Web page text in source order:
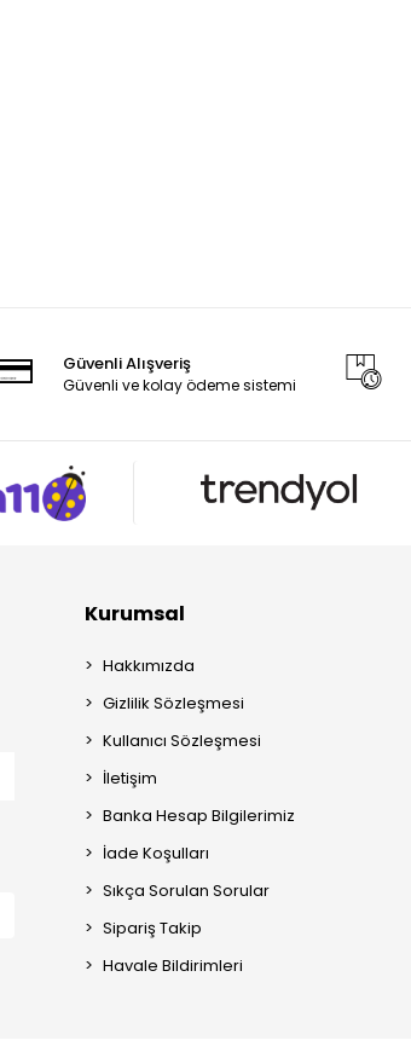
Güvenli Alışveriş
Güvenli ve kolay ödeme sistemi
Kurumsal
Hakkımızda
Gizlilik Sözleşmesi
Kullanıcı Sözleşmesi
İletişim
Banka Hesap Bilgilerimiz
İade Koşulları
Sıkça Sorulan Sorular
Sipariş Takip
Havale Bildirimleri